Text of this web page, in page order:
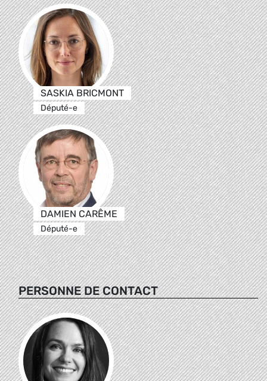
SASKIA BRICMONT
Député-e
DAMIEN CARÊME
Député-e
PERSONNE DE CONTACT